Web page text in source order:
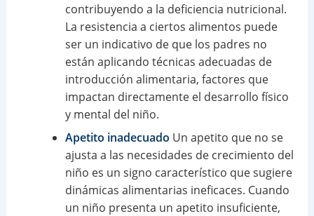
contribuyendo a la deficiencia nutricional.
La resistencia a ciertos alimentos puede
ser un indicativo de que los padres no
están aplicando técnicas adecuadas de
introducción alimentaria, factores que
impactan directamente el desarrollo físico
y mental del niño.
Apetito inadecuado Un apetito que no se
ajusta a las necesidades de crecimiento del
niño es un signo característico que sugiere
dinámicas alimentarias ineficaces. Cuando
un niño presenta un apetito insuficiente,